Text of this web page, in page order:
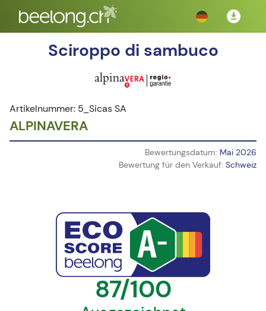
Sciroppo di sambuco
Artikelnummer: 5_Sicas SA
ALPINAVERA
Bewertungsdatum: Mai 2026
Bewertung für den Verkauf: Schweiz
87/100